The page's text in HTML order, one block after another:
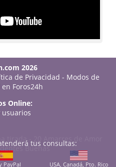
2026
de Privacidad - Modos de
Foros24h
Online:
usuarios
tirada-
20 Amarres de Amor
Buenas
tus consultas:
PayPal USA, Canadá, Pto. Rico